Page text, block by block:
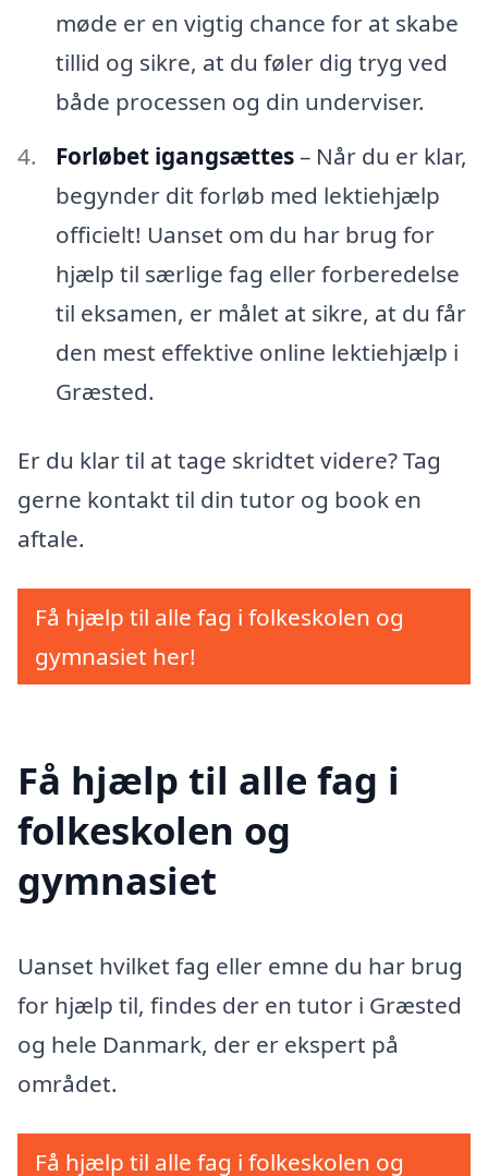
møde er en vigtig chance for at skabe
tillid og sikre, at du føler dig tryg ved
både processen og din underviser.
Forløbet igangsættes– Når du er klar,
begynder dit forløb med lektiehjælp
officielt! Uanset om du har brug for
hjælp til særlige fag eller forberedelse
til eksamen, er målet at sikre, at du får
den mest effektive online lektiehjælp i
Græsted.
Er du klar til at tage skridtet videre? Tag
gerne kontakt til din tutor og book en
aftale.
Få hjælp til alle fag i folkeskolen og
gymnasiet her!
Få hjælp til alle fag i
folkeskolen og
gymnasiet
Uanset hvilket fag eller emne du har brug
for hjælp til, findes der en tutor i Græsted
og hele Danmark, der er ekspert på
området.
Få hjælp til alle fag i folkeskolen og